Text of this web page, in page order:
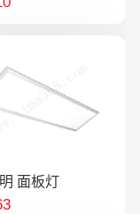
面板灯